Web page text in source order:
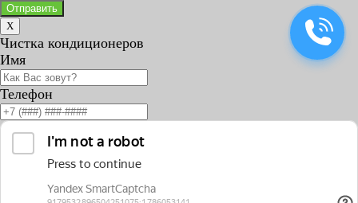
Отправить
X
Чистка кондиционеров
Имя
Телефон